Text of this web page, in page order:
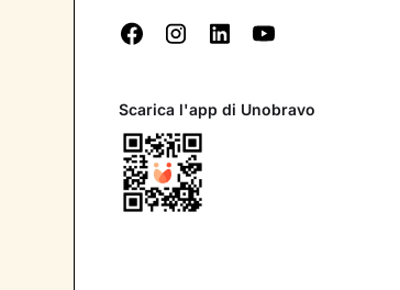
Scarica l'app di Unobravo